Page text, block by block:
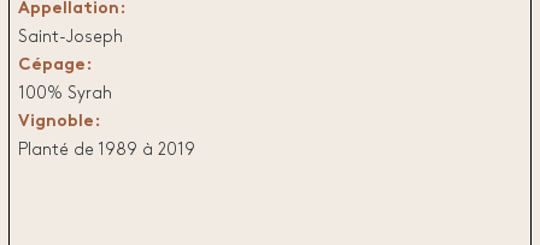
Appellation:
Saint-Joseph
Cépage:
100% Syrah
Vignoble:
Planté de 1989 à 2019